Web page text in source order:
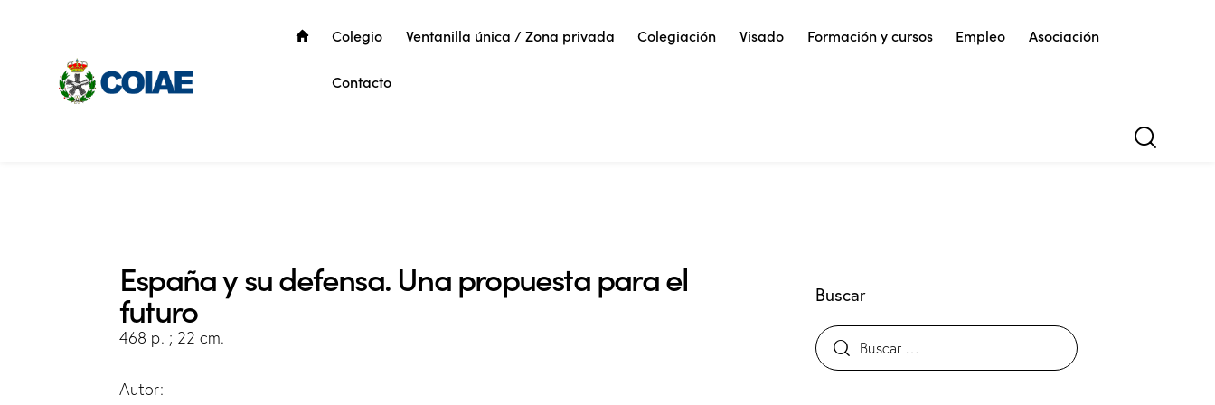
Colegio Ventanilla única / Zona privada Colegiación Visado Formación y cursos Empleo Asociación
Contacto
España y su defensa. Una propuesta para el
futuro
468 p. ; 22 cm.
Autor: –
Buscar